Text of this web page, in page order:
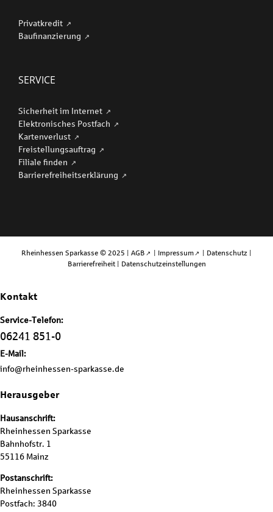
Privatkredit
Baufinanzierung
SERVICE
Sicherheit im Internet
Elektronisches Postfach
Kartenverlust
Freistellungsauftrag
Filiale finden
Barriere­freiheits­erklärung
Rheinhessen Sparkasse © 2025 | AGB | Impressum | Datenschutz |
Barrierefreiheit | Datenschutzeinstellungen
Kontakt
Service-Telefon:
06241 851-0
E-Mail:
info@rheinhessen-sparkasse.de
Herausgeber
Hausanschrift:
Rheinhessen Sparkasse
Bahnhofstr. 1
55116 Mainz
Postanschrift:
Rheinhessen Sparkasse
Postfach: 3840